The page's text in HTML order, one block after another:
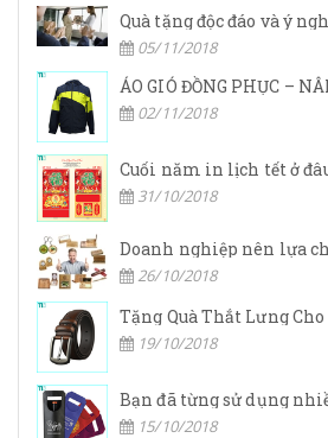
05/11/2018
02/11/2018
Cuối năm in lịch tết ở
31/10/2018
26/10/2018
19/10/2018
15/10/2018